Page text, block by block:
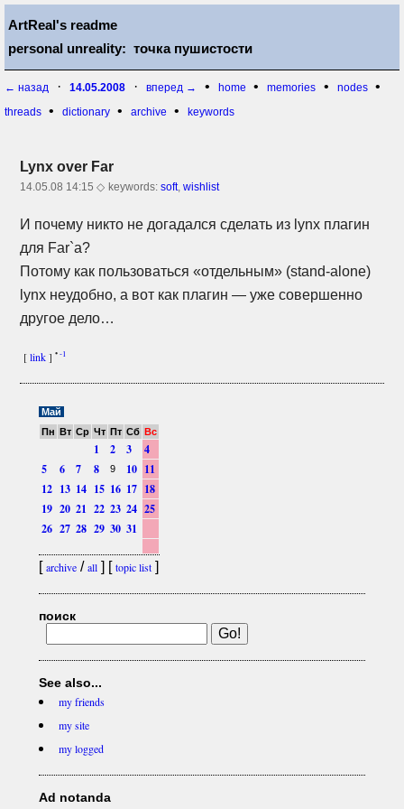
ArtReal's readme
personal unreality: точка пушистости
← назад · 14.05.2008 · вперед → • home • memories • nodes •
threads • dictionary • archive • keywords
Lynx over Far
14.05.08 14:15 ◇ keywords:soft,wishlist
И почему никто не догадался сделать из lynx плагин
для Far`а?
Потому как пользоваться «отдельным» (stand-alone)
lynx неудобно, а вот как плагин — уже совершенно
другое дело…
[link]•-1
Май
Пн Вт Ср Чт Пт Сб Вс
1 2 3
4
5
6 7 8 9 10 11
12 13 14 15 16 17 18
19 20 21 22 23 24 25
26 27 28 29 30 31
[archive/all] [topic list]
поиск
See also...
my friends
my site
my logged
Ad notanda